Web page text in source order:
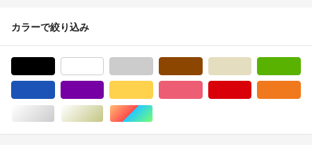
カラーで絞り込み
シルバー/銀色系ゴールド/金色系マルチカラー